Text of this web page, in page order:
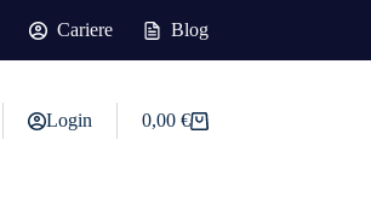
Cariere Blog
Login
Coș
0,00 €